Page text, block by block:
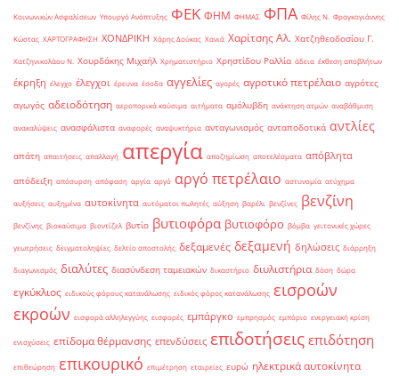
Κοινωνικών Ασφαλίσεων Υπουργό Ανάπτυξης ΦΕΚ ΦΗΜ ΦΗΜΑΣ ΦΠΑ Φίλης Ν. Φραγκογιάννης
Κώστας ΧΑΡΤΟΓΡΑΦΗΣΗ ΧΟΝΔΡΙΚΗ Χάρης Δούκας Χανιά Χαρίτσης Αλ. Χατζηθεοδοσίου Γ.
Χατζηνικολάου Ν. Χουρδάκης Μιχαήλ Χρηματιστήριο Χρηστίδου Ραλλία άδεια έκθεση αποβλήτων
έκρηξη έλεγχο έλεγχοι έρευνα έσοδα αγγελίες αγορές αγροτικό πετρέλαιο αγρότες
αγωγός αδειοδότηση αεροπορικά καύσιμα αιτήματα αμόλυβδη ανάκτηση ατμών αναβάθμιση
ανακαλύψεις ανασφάλιστα αναφορές αναψυκτήρια ανταγωνισμός ανταποδοτικά αντλίες
απάτη απαιτήσεις απαλλαγή απεργία αποζημίωση αποτελέσματα απόβλητα
απόδειξη απόσυρση απόφαση αργία αργό αργό πετρέλαιο αστυνομία ατύχημα
αυξήσεις αυξημένα αυτοκίνητα αυτόματοι πωλητές αύξηση βαρέλι βενζίνες βενζίνη
βενζίνης βιοκαύσιμα βιοντίζελ βυτίο βυτιοφόρα βυτιοφόρο βόμβα γειτονικές χώρες
γεωτρήσεις δειγματοληψίες δελτίο αποστολής δεξαμενές δεξαμενή δηλώσεις διάρρηξη
διαγωνισμός διαλύτες διασύνδεση ταμειακών δικαστήριο διυλιστήρια δόση δώρα
εγκύκλιος ειδικούς φόρους κατανάλωσης ειδικός φόρος κατανάλωσης εισροών
εκροών εισφορά αλληλεγγύης εισφορές εμπάργκο εμπρησμός εμπόριο ενεργειακή κρίση
ενισχύσεις επίδομα θέρμανσης επενδύσεις επιδοτήσεις επιδότηση
επιθεώρηση επικουρικό επιμέτρηση εταιρείες ευρώ ηλεκτρικά αυτοκίνητα